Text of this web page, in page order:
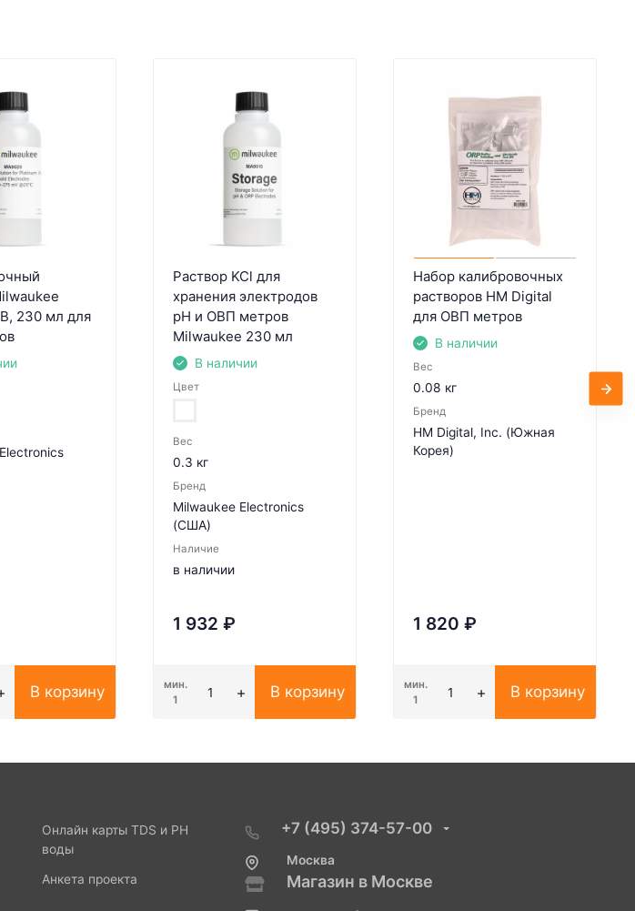
230 мл для
В корзину
Раствор KCl для
хранения электродов
pH и ОВП метров
Milwaukee 230 мл
В наличии
Цвет
Вес
0.3 кг
Бренд
Milwaukee Electronics
(США)
Наличие
в наличии
1 932 ₽
мин.
1
В корзину
Набор калибровочных
растворов HM Digital
для ОВП метров
В наличии
Вес
0.08 кг
Бренд
HM Digital, Inc. (Южная
Корея)
1 820 ₽
мин.
1
В корзину
Онлайн карты TDS и PH
воды
Анкета проекта
+7 (495) 374-57-00
Москва
Магазин в Москве